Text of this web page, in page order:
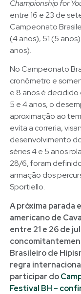
Championship for
entre 16 e 23 de
Campeonato
(4 anos), 51 (5
anos).
No Campeonato
cronômetro e
e 8 anos é decidido
5 e 4 anos, o
aproximação ao
evita a correria,
desenvolvimento
séries 4 e 5 anos
28/6, foram
armação dos
Sportiello.
A próxima parada
americano de
entre 21 e 26 de
Brasileiro de
regra
participar do
Festival BH –